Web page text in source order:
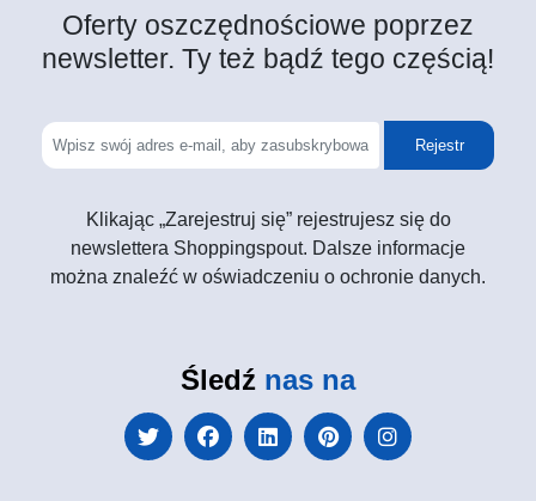
Oferty oszczędnościowe poprzez
newsletter. Ty też bądź tego częścią!
Rejestr
Klikając „Zarejestruj się” rejestrujesz się do
newslettera Shoppingspout. Dalsze informacje
można znaleźć w oświadczeniu o ochronie danych.
Śledź nas na